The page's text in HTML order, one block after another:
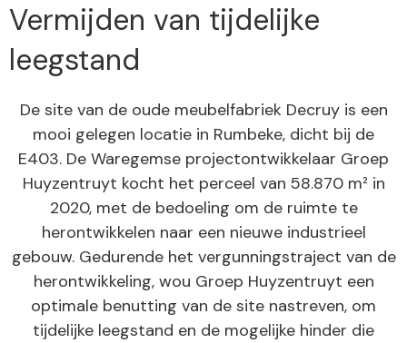
Vermijden van tijdelijke
leegstand
De site van de oude meubelfabriek Decruy is een
mooi gelegen locatie in Rumbeke, dicht bij de
E403. De Waregemse projectontwikkelaar Groep
Huyzentruyt kocht het perceel van 58.870 m² in
2020, met de bedoeling om de ruimte te
herontwikkelen naar een nieuwe industrieel
gebouw. Gedurende het vergunningstraject van de
herontwikkeling, wou Groep Huyzentruyt een
optimale benutting van de site nastreven, om
tijdelijke leegstand en de mogelijke hinder die